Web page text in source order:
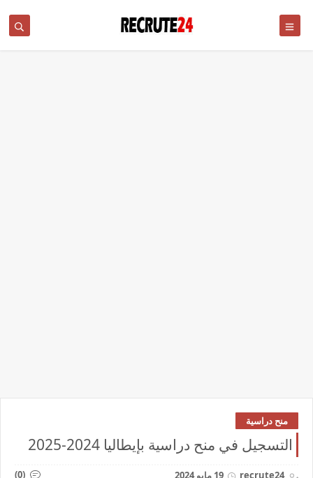
منح دراسية
التسجيل في منح دراسية بإيطاليا 2024-2025
recrute24 19 مايو 2024 (0)